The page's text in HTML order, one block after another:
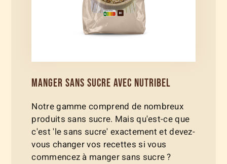
MANGER SANS SUCRE AVEC NUTRIBEL
Notre gamme comprend de nombreux
produits sans sucre. Mais qu'est-ce que
c'est 'le sans sucre' exactement et devez-
vous changer vos recettes si vous
commencez à manger sans sucre ?